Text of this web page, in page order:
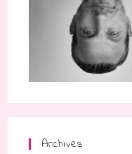
Archives